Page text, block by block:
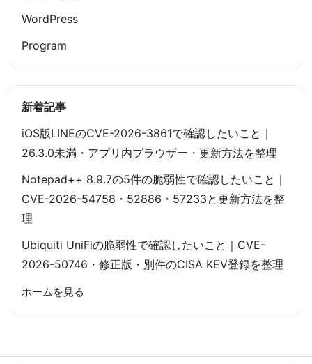
WordPress
Program
新着記事
iOS版LINEのCVE-2026-3861で確認したいこと｜
26.3.0未満・アプリ内ブラウザー・更新方法を整理
Notepad++ 8.9.7の5件の脆弱性で確認したいこと｜
CVE-2026-54758・52886・57233と更新方法を整
理
Ubiquiti UniFiの脆弱性で確認したいこと｜CVE-
2026-50746・修正版・別件のCISA KEV登録を整理
ホームを見る